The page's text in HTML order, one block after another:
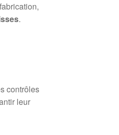
.
contrôles
leur